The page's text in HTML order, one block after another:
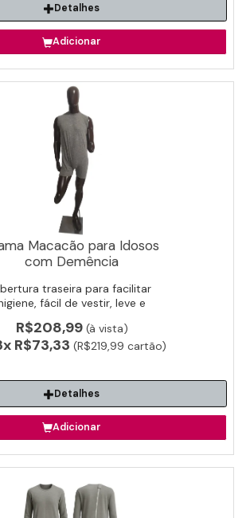
Detalhes
Adicionar
Macacão para Idosos
com Demência
traseira para facilitar
fácil de vestir, leve e
roupa. Pode ser utilizado por
baixo da roupa.
R$208,99(à vista)
R$73,33 (R$219,99 cartão)